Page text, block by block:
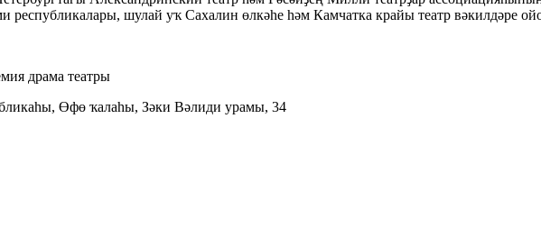
республикалары, шулай уҡ Сахалин өлкәһе һәм Камчатка крайы театр вәкилдәре
драма театры
Өфө ҡалаһы, Зәки Вәлиди урамы, 34